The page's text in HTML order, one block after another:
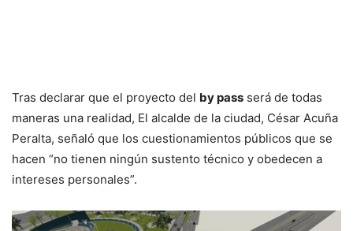
Tras declarar que el proyecto del by pass será de todas
maneras una realidad, El alcalde de la ciudad, César Acuña
Peralta, señaló que los cuestionamientos públicos que se
hacen “no tienen ningún sustento técnico y obedecen a
intereses personales”.